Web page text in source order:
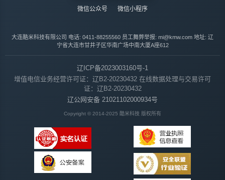
微信公众号 微信小程序
大连酷米科技有限公司 电话: 0411-88255560 员工舞弊举报: mi@kmw.com 地址: 辽
宁省大连市甘井子区华南广场中南大厦A座612
辽ICP备2023003160号-1
增值电信业务经营许可证：辽B2-20230432 在线数据处理与交易许可
证：辽B2-20230432
辽公网安备 21021102000934号
Copyright © 2014-2025 酷米科技 版权所有